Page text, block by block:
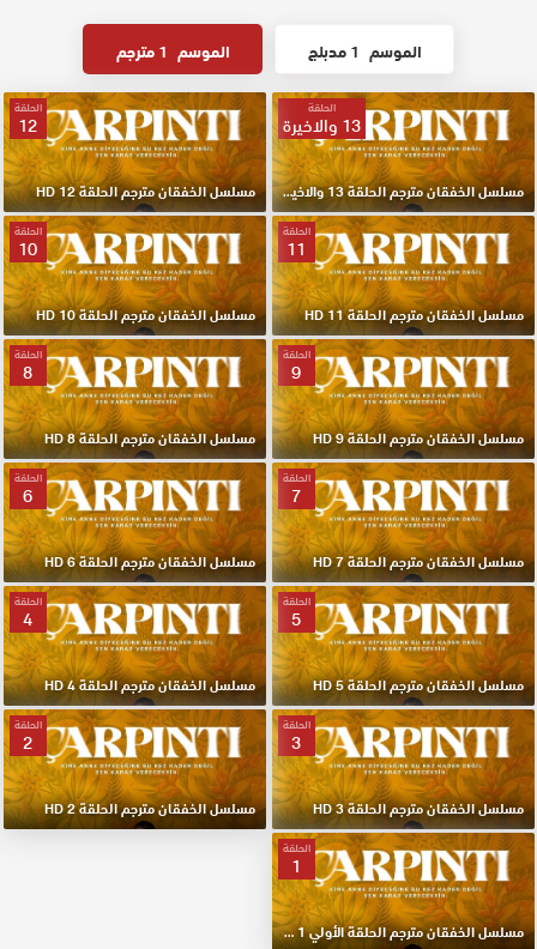
الموسم 1 مدبلج الموسم 1 مترجم
الحلقة
13 والاخيرة
مسلسل الخفقان مترجم الحلقة 13 والاخيرة HD
الحلقة
12
مسلسل الخفقان مترجم الحلقة 12 HD
الحلقة
11
مسلسل الخفقان مترجم الحلقة 11 HD
الحلقة
10
مسلسل الخفقان مترجم الحلقة 10 HD
الحلقة
9
مسلسل الخفقان مترجم الحلقة 9 HD
الحلقة
8
مسلسل الخفقان مترجم الحلقة 8 HD
الحلقة
7
مسلسل الخفقان مترجم الحلقة 7 HD
الحلقة
6
مسلسل الخفقان مترجم الحلقة 6 HD
الحلقة
5
مسلسل الخفقان مترجم الحلقة 5 HD
الحلقة
4
مسلسل الخفقان مترجم الحلقة 4 HD
الحلقة
3
مسلسل الخفقان مترجم الحلقة 3 HD
الحلقة
2
مسلسل الخفقان مترجم الحلقة 2 HD
الحلقة
1
مسلسل الخفقان مترجم الحلقة الأولي 1 HD